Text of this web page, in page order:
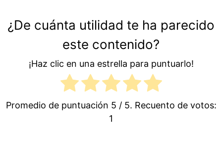
¿De cuánta utilidad te ha parecido
este contenido?
¡Haz clic en una estrella para puntuarlo!
Promedio de puntuación 5 / 5. Recuento de votos:
1